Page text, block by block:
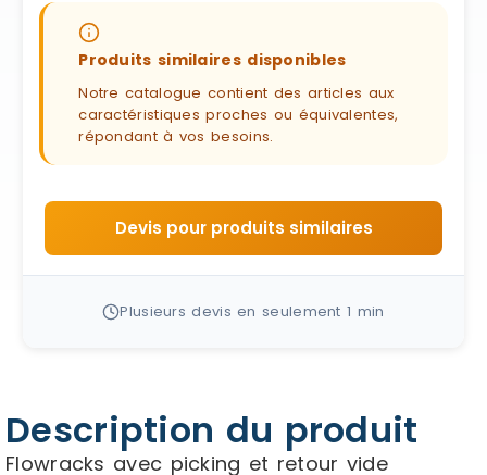
Produits similaires disponibles
Notre catalogue contient des articles aux
caractéristiques proches ou équivalentes,
répondant à vos besoins.
Devis pour produits similaires
Plusieurs devis en seulement 1 min
Description du produit
Flowracks avec picking et retour vide